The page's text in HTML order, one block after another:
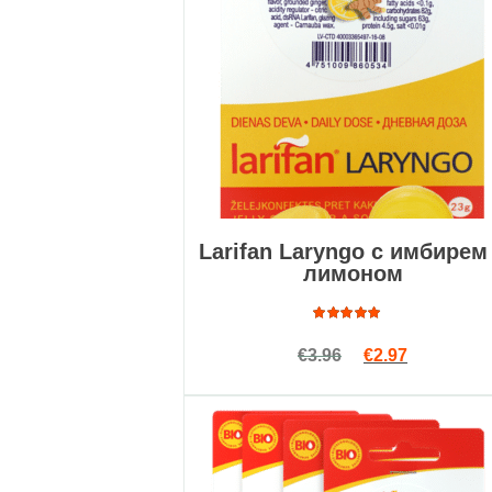
Larifan Laryngo с имбирем
лимоном
4.76
из
€3.96 €2.97Текущая